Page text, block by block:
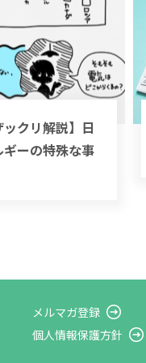
ックリ解説】日
ーの特殊な事
メルマガ登録
個人情報保護方針